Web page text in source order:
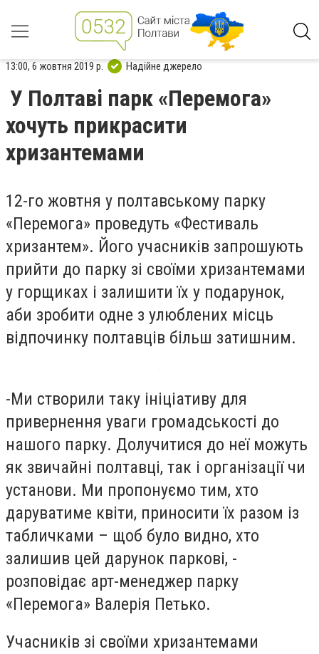
13:00, 6 жовтня 2019 р. Надійне джерело
У Полтаві парк «Перемога»
хочуть прикрасити
хризантемами
12-го жовтня у полтавському парку
«Перемога» проведуть «Фестиваль
хризантем». Його учасників запрошують
прийти до парку зі своїми хризантемами
у горщиках і залишити їх у подарунок,
аби зробити одне з улюблених місць
відпочинку полтавців більш затишним.
-Ми створили таку ініціативу для
привернення уваги громадськості до
нашого парку. Долучитися до неї можуть
як звичайні полтавці, так і організації чи
установи. Ми пропонуємо тим, хто
даруватиме квіти, приносити їх разом із
табличками – щоб було видно, хто
залишив цей дарунок паркові, -
розповідає арт-менеджер парку
«Перемога» Валерія Петько.
Учасників зі своїми хризантемами